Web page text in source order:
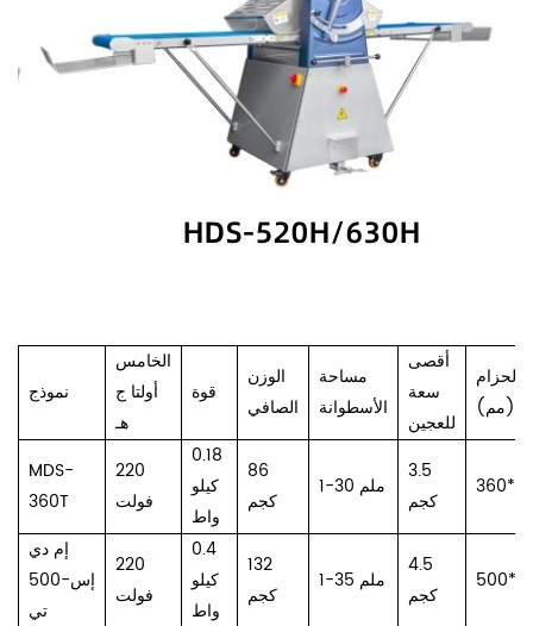
نموذج
الخامس
أولتا ج
هـ
قوة
الوزن
الصافي
مساحة
الأسطوانة
أقصى
سعة
للعجين
(مم)
MDS-
360T
220
فولت
0.18
كيلو
واط
86
كجم
1-30 ملم
3.5
كجم
إم دي
إس-500
تي
220
فولت
0.4
كيلو
واط
132
كجم
1-35 ملم
4.5
كجم